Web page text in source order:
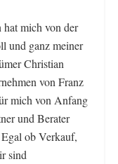
hat mich von der
und ganz meiner
Christian
von Franz
mich von Anfang
und Berater
ob Verkauf,
sind